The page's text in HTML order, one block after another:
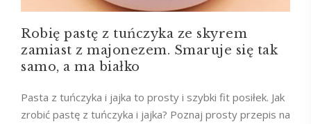
Robię pastę z tuńczyka ze skyrem
zamiast z majonezem. Smaruje się tak
samo, a ma białko
Pasta z tuńczyka i jajka to prosty i szybki fit posiłek. Jak
zrobić pastę z tuńczyka i jajka? Poznaj prosty przepis na